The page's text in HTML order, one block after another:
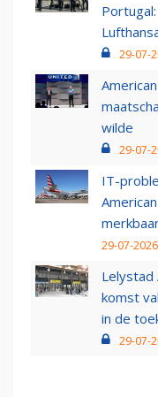
29-07-
wilde
29-07-
IT-
29-07-
komst
in de
29-07-